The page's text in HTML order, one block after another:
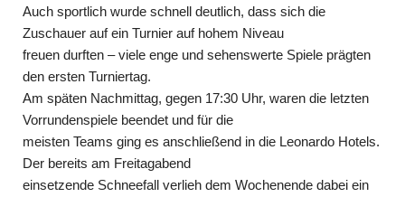
Auch sportlich wurde schnell deutlich, dass sich die
Zuschauer auf ein Turnier auf hohem Niveau
freuen durften – viele enge und sehenswerte Spiele prägten
den ersten Turniertag.
Am späten Nachmittag, gegen 17:30 Uhr, waren die letzten
Vorrundenspiele beendet und für die
meisten Teams ging es anschließend in die Leonardo Hotels.
Der bereits am Freitagabend
einsetzende Schneefall verlieh dem Wochenende dabei ein